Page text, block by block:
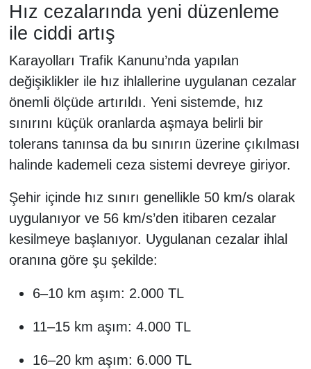
Hız cezalarında yeni düzenleme
ile ciddi artış
Karayolları Trafik Kanunu’nda yapılan
değişiklikler ile hız ihlallerine uygulanan cezalar
önemli ölçüde artırıldı. Yeni sistemde, hız
sınırını küçük oranlarda aşmaya belirli bir
tolerans tanınsa da bu sınırın üzerine çıkılması
halinde kademeli ceza sistemi devreye giriyor.
Şehir içinde hız sınırı genellikle 50 km/s olarak
uygulanıyor ve 56 km/s’den itibaren cezalar
kesilmeye başlanıyor. Uygulanan cezalar ihlal
oranına göre şu şekilde:
6–10 km aşım: 2.000 TL
11–15 km aşım: 4.000 TL
16–20 km aşım: 6.000 TL